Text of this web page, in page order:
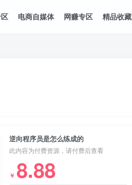
电商自媒体 网赚专区 精品收藏
逆向程序员是怎么练成的
此内容为付费资源，请付费后查看
￥ 8.88